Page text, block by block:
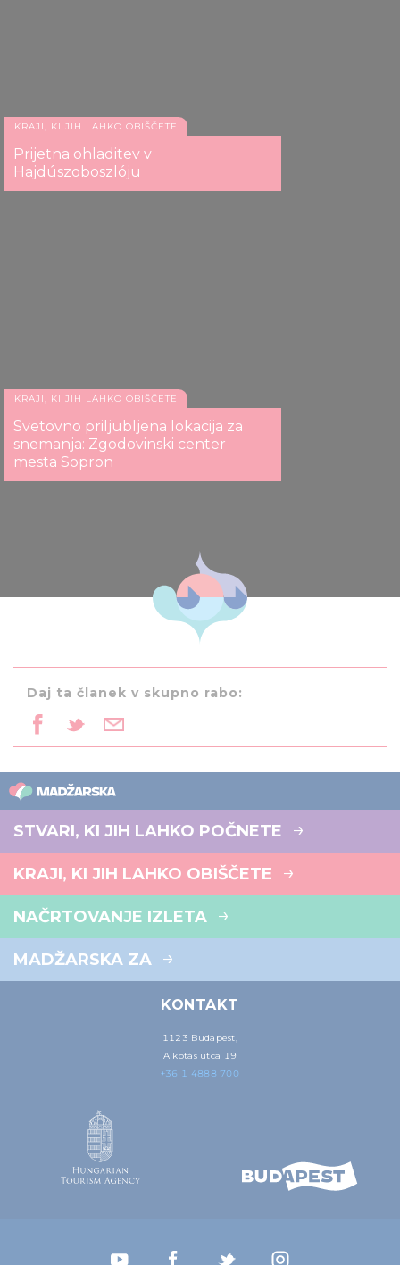
KRAJI, KI JIH LAHKO OBIŠČETE
Prijetna ohladitev v
Hajdúszoboszlóju
KRAJI, KI JIH LAHKO OBIŠČETE
Svetovno priljubljena lokacija za
snemanja: Zgodovinski center
mesta Sopron
Daj ta članek v skupno rabo:
STVARI, KI JIH LAHKO POČNETE
KRAJI, KI JIH LAHKO OBIŠČETE
NAČRTOVANJE IZLETA
MADŽARSKA ZA
KONTAKT
1123 Budapest,
Alkotás utca 19
+36 1 4888 700